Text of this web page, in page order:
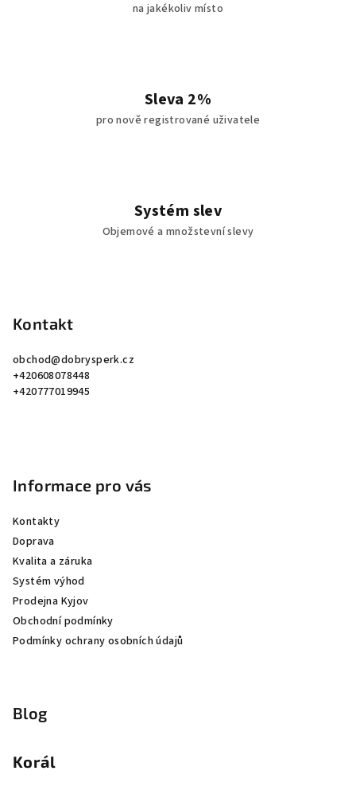
na jakékoliv místo
Sleva 2%
pro nově registrované uživatele
Systém slev
Objemové a množstevní slevy
Kontakt
obchod@dobrysperk.cz
+420608078448
+420777019945
Informace pro vás
Kontakty
Doprava
Kvalita a záruka
Systém výhod
Prodejna Kyjov
Obchodní podmínky
Podmínky ochrany osobních údajů
Blog
Korál